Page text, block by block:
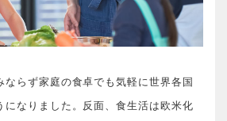
ならず家庭の食卓でも気軽に世界各国
になりました。反面、食生活は欧米化